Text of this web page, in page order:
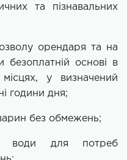
та пізнавальних
орендаря та на
безоплатній основі в
у визначений
години дня;
без обмежень;
води для потреб